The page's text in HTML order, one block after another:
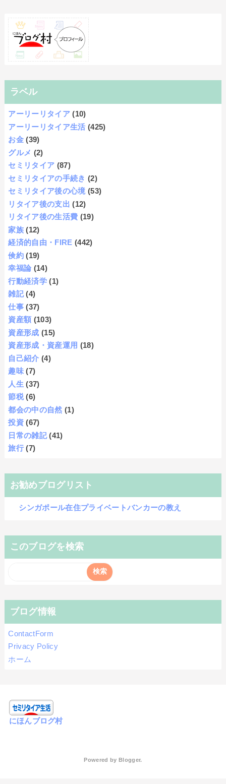
ラベル
アーリーリタイア (10)
アーリーリタイア生活 (425)
お金 (39)
グルメ (2)
セミリタイア (87)
セミリタイアの手続き (2)
セミリタイア後の心境 (53)
リタイア後の支出 (12)
リタイア後の生活費 (19)
家族 (12)
経済的自由・FIRE (442)
倹約 (19)
幸福論 (14)
行動経済学 (1)
雑記 (4)
仕事 (37)
資産額 (103)
資産形成 (15)
資産形成・資産運用 (18)
自己紹介 (4)
趣味 (7)
人生 (37)
節税 (6)
都会の中の自然 (1)
投資 (67)
日常の雑記 (41)
旅行 (7)
お勧めブログリスト
シンガポール在住プライベートバンカーの教え
このブログを検索
ブログ情報
ContactForm
Privacy Policy
ホーム
にほんブログ村
Powered by Blogger.